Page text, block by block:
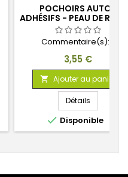
POCHOIRS AUTO-
ADHÉSIFS - PEAU DE
Commentaire(s):
Prix
3,55 €
 Ajouter au panier
Détails
 Disponible